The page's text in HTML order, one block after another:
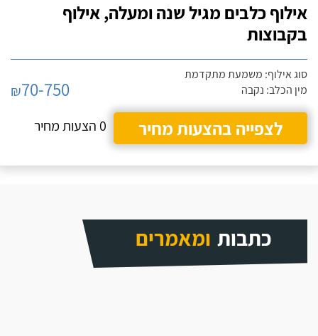
אילוף כלבים מגיל שנה ומעלה, אילוף
בקבוצות
סוג אילוף: משמעת מתקדמת
מין הכלב: נקבה
₪70-750
לצפייה בהצעות מחיר
0 הצעות מחיר
כתבות ומאמרים